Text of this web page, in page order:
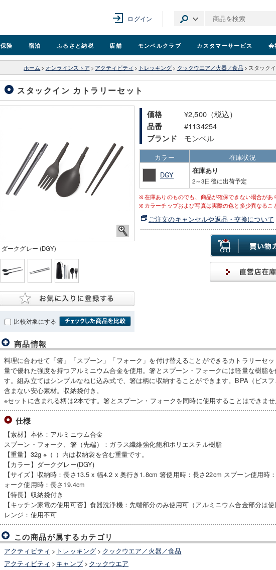
ログイン
保険 宿泊 ふるさと納税 店舗 モンベルクラブ カスタマーサービス 会
ホーム > オンラインストア > アクティビティ > トレッキング > クックウエア／火器／食品 > スタック
スタックイン カトラリーセット
ダークグレー (DGY)
比較対象にする
価格 ¥2,500（税込）
品番 #1134254
ブランド モンベル
カラー 在庫状況
DGY
在庫あり
2～3日後に出荷予定
在庫ありのものでも、商品が確保できない場合があ
カラーチップおよび写真は実際の色と多少異なるこ
ご注文のキャンセルや返品・交換について
商品情報
料理に合わせて「箸」「スプーン」「フォーク」を付け替えることができるカトラリーセ
量で優れた強度を持つアルミニウム合金を使用。箸とスプーン・フォークには軽量な樹脂を
す。組み立てはシンプルなねじ込み式で、箸は柄に収納することができます。BPA（ビス
含まない安心素材。収納袋付き。
※セットに含まれる柄は2本です。箸とスプーン・フォークを同時に使用することはできませ
仕様
【素材】本体：アルミニウム合金
スプーン・フォーク、箸（先端）：ガラス繊維強化飽和ポリエステル樹脂
【重量】32g ※（ ）内は収納袋を含む重量です。
【カラー】ダークグレー(DGY)
【サイズ】収納時：長さ13.5 x 幅4.2 x 奥行き1.8cm 箸使用時：長さ22cm スプーン使用時
ォーク使用時：長さ19.4cm
【特長】収納袋付き
【キッチン家電の使用可否】食器洗浄機：先端部分のみ使用可（アルミニウム合金部分は
レンジ：使用不可
この商品が属するカテゴリ
アクティビティ > トレッキング > クックウエア／火器／食品
アクティビティ > キャンプ > クックウエア